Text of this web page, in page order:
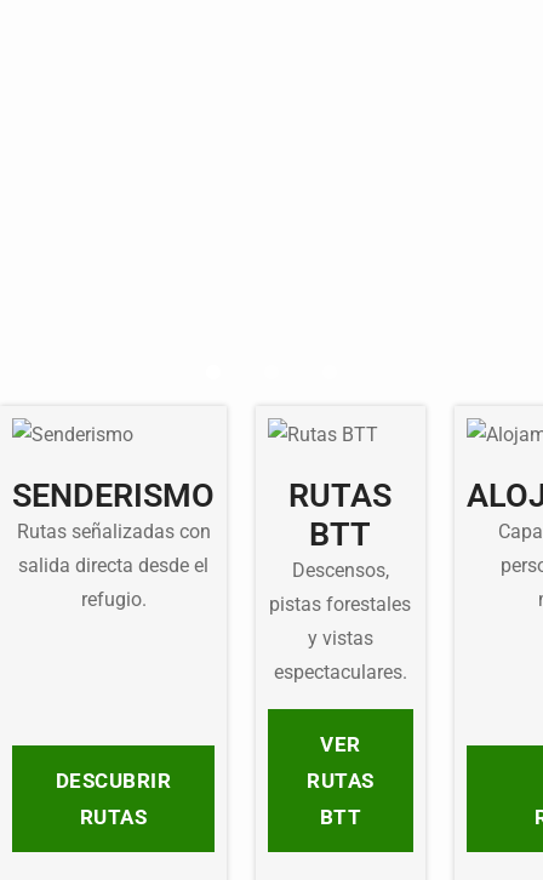
SENDERISMO
Rutas señalizadas con
salida directa desde el
refugio.
DESCUBRIR
RUTAS
RUTAS
BTT
Descensos,
pistas forestales
y vistas
espectaculares.
VER
RUTAS
BTT